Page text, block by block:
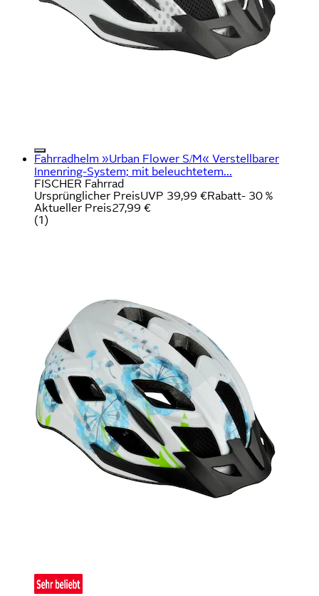
Fahrradhelm »Urban Flower S/M« Verstellbarer
Innenring-System; mit beleuchtetem...
FISCHER Fahrrad
Ursprünglicher PreisUVP 39,99 €Rabatt- 30 %
Aktueller Preis27,99 €
(1)